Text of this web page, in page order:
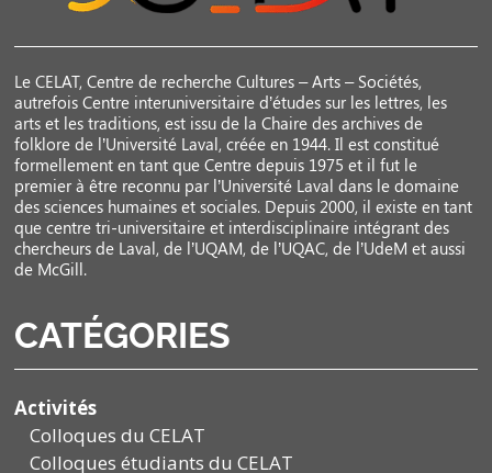
Le CELAT, Centre de recherche Cultures – Arts – Sociétés,
autrefois Centre interuniversitaire d’études sur les lettres, les
arts et les traditions, est issu de la Chaire des archives de
folklore de l’Université Laval, créée en 1944. Il est constitué
formellement en tant que Centre depuis 1975 et il fut le
premier à être reconnu par l’Université Laval dans le domaine
des sciences humaines et sociales. Depuis 2000, il existe en tant
que centre tri-universitaire et interdisciplinaire intégrant des
chercheurs de Laval, de l’UQAM, de l’UQAC, de l’UdeM et aussi
de McGill.
CATÉGORIES
Activités
Colloques du CELAT
Colloques étudiants du CELAT